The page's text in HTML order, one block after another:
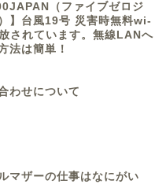
（ファイブゼロジ
】台風19号 災害時無料wi-
されています。無線LANへ
法は簡単！
わせについて
マザーの仕事はなにがい